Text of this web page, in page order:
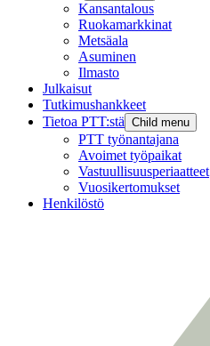
Kansantalous
Ruokamarkkinat
Metsäala
Asuminen
Ilmasto
Julkaisut
Tutkimushankkeet
Tietoa PTT:stä Child menu
PTT työnantajana
Avoimet työpaikat
Vastuullisuusperiaatteet
Vuosikertomukset
Henkilöstö